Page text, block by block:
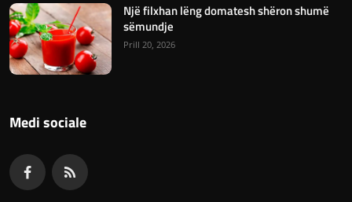
Një filxhan lëng domatesh shëron shumë
sëmundje
Prill 20, 2026
Medi sociale